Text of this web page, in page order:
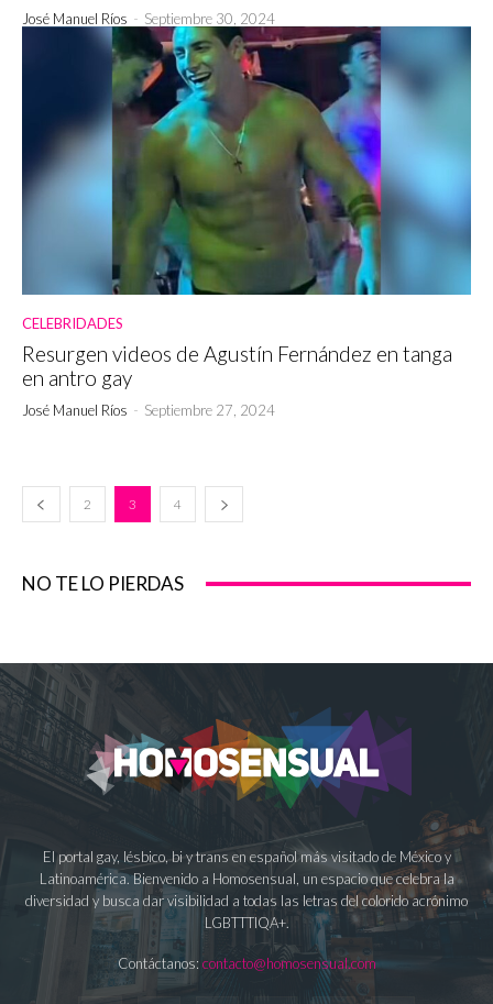
José Manuel Ríos - Septiembre 30, 2024
CELEBRIDADES
Resurgen videos de Agustín Fernández en tanga
en antro gay
José Manuel Ríos - Septiembre 27, 2024
2 3 4
NO TE LO PIERDAS
El portal gay, lésbico, bi y trans en español más visitado de México y
Latinoamérica. Bienvenido a Homosensual, un espacio que celebra la
diversidad y busca dar visibilidad a todas las letras del colorido acrónimo
LGBTTTIQA+.
Contáctanos: contacto@homosensual.com